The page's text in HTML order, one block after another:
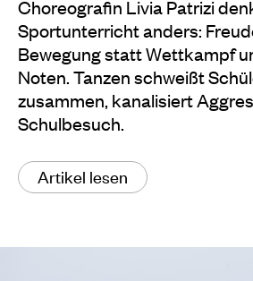
Choreografin Livia Patrizi
Sportunterricht anders:
Bewegung statt Wettkampf
Noten. Tanzen schweißt
zusammen, kanalisiert
Schulbesuch.
Artikel lesen